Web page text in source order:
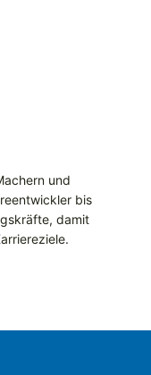
und
bis
damit